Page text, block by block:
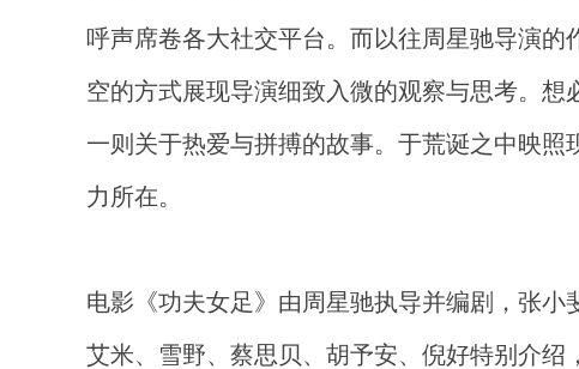
呼声席卷各大社交平台。而以往周星驰导演
空的方式展现导演细致入微的观察与思考。
一则关于热爱与拼搏的故事。于荒诞之中映
力所在。
电影《功夫女足》由周星驰执导并编剧，张小
艾米、雪野、蔡思贝、胡予安、倪好特别介